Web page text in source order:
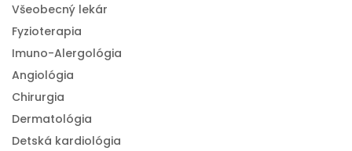
Všeobecný lekár
Fyzioterapia
Imuno-Alergológia
Angiológia
Chirurgia
Dermatológia
Detská kardiológia